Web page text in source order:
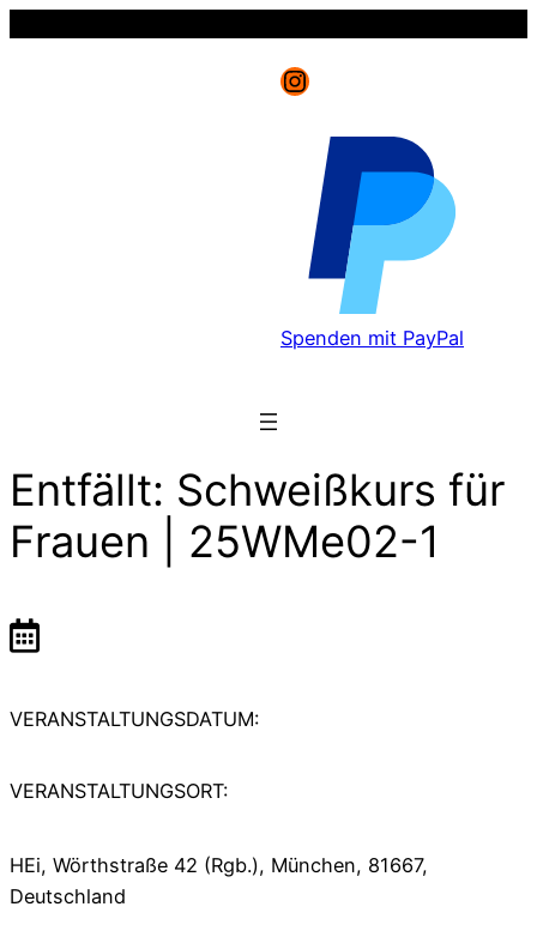
Instagram
Spenden mit PayPal
Entfällt: Schweißkurs für
Frauen | 25WMe02-1
VERANSTALTUNGSDATUM:
VERANSTALTUNGSORT:
HEi, Wörthstraße 42 (Rgb.), München, 81667,
Deutschland